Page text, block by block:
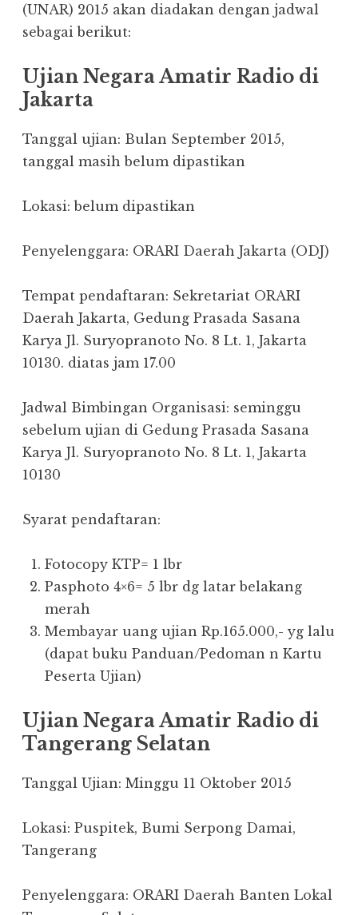
(UNAR) 2015 akan diadakan dengan jadwal
sebagai berikut:
Ujian Negara Amatir Radio di
Jakarta
Tanggal ujian: Bulan September 2015,
tanggal masih belum dipastikan
Lokasi: belum dipastikan
Penyelenggara: ORARI Daerah Jakarta (ODJ)
Tempat pendaftaran: Sekretariat ORARI
Daerah Jakarta, Gedung Prasada Sasana
Karya Jl. Suryopranoto No. 8 Lt. 1, Jakarta
10130. diatas jam 17.00
Jadwal Bimbingan Organisasi: seminggu
sebelum ujian di Gedung Prasada Sasana
Karya Jl. Suryopranoto No. 8 Lt. 1, Jakarta
10130
Syarat pendaftaran:
Fotocopy KTP= 1 lbr
Pasphoto 4×6= 5 lbr dg latar belakang
merah
Membayar uang ujian Rp.165.000,- yg lalu
(dapat buku Panduan/Pedoman n Kartu
Peserta Ujian)
Ujian Negara Amatir Radio di
Tangerang Selatan
Tanggal Ujian: Minggu 11 Oktober 2015
Lokasi: Puspitek, Bumi Serpong Damai,
Tangerang
Penyelenggara: ORARI Daerah Banten Lokal